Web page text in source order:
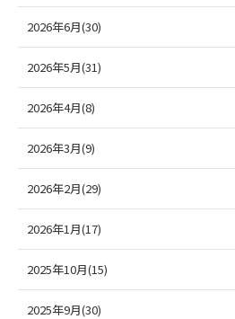
2026年6月(30)
2026年5月(31)
2026年4月(8)
2026年3月(9)
2026年2月(29)
2026年1月(17)
2025年10月(15)
2025年9月(30)